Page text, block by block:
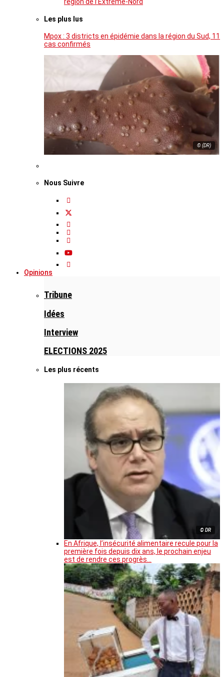
Les plus lus
Mpox : 3 districts en épidémie dans la région du Sud, 11
cas confirmés
© (DR)
Nous Suivre
Opinions
Tribune
Idées
Interview
ELECTIONS 2025
Les plus récents
© DR
En Afrique, l’insécurité alimentaire recule pour la
première fois depuis dix ans, le prochain enjeu
est de rendre ces progrès…